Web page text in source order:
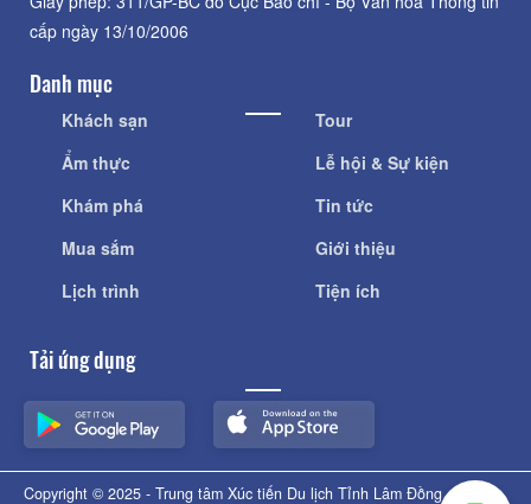
cấp ngày 13/10/2006
Danh mục
Khách sạn
Ẩm thực
Khám phá
Mua sắm
Lịch trình
Tour
Lễ hội & Sự kiện
Tin tức
Giới thiệu
Tiện ích
Tải ứng dụng
Copyright © 2025 - Trung tâm Xúc tiến Du lịch Tỉnh Lâm Đồng